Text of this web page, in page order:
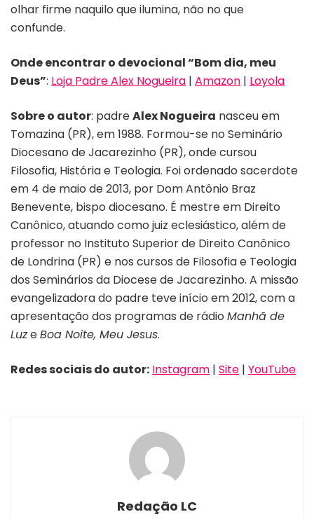
olhar firme naquilo que ilumina, não no que
confunde.
Onde encontrar o devocional “Bom dia, meu
Deus”: Loja Padre Alex Nogueira | Amazon | Loyola
Sobre o autor: padreAlex Nogueira nasceu em
Tomazina (PR), em 1988. Formou-se no Seminário
Diocesano de Jacarezinho (PR), onde cursou
Filosofia, História e Teologia. Foi ordenado sacerdote
em 4 de maio de 2013, por Dom Antônio Braz
Benevente, bispo diocesano. É mestre em Direito
Canônico, atuando como juiz eclesiástico, além de
professor no Instituto Superior de Direito Canônico
de Londrina (PR) e nos cursos de Filosofia e Teologia
dos Seminários da Diocese de Jacarezinho. A missão
evangelizadora do padre teve início em 2012, com a
apresentação dos programas de rádio Manhã de
LuzeBoa Noite, Meu Jesus.
Redes sociais do autor: Instagram | Site | YouTube
Redação LC